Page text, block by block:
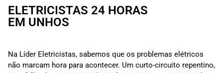
ELETRICISTAS 24 HORAS
EM UNHOS
Na Líder Eletricistas, sabemos que os problemas elétricos
não marcam hora para acontecer. Um curto-circuito repentino,